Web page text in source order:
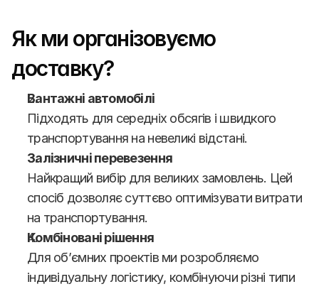
Як ми організовуємо
доставку?
Вантажні автомобілі
Підходять для середніх обсягів і швидкого
транспортування на невеликі відстані.
Залізничні перевезення
Найкращий вибір для великих замовлень. Цей
спосіб дозволяє суттєво оптимізувати витрати
на транспортування.
Комбіновані рішення
Для об’ємних проектів ми розробляємо
індивідуальну логістику, комбінуючи різні типи